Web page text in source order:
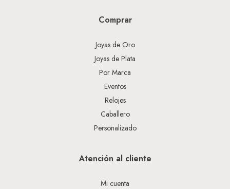
Comprar
Joyas de Oro
Joyas de Plata
Por Marca
Eventos
Relojes
Caballero
Personalizado
Atención al cliente
Mi cuenta